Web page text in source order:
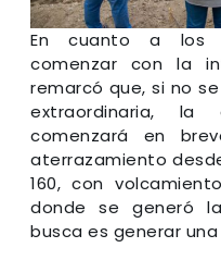
En cuanto a los
comenzar con la
remarcó que, si no
extraordinaria,
comenzará en
aterrazamiento
160, con
donde se generó
busca es generar